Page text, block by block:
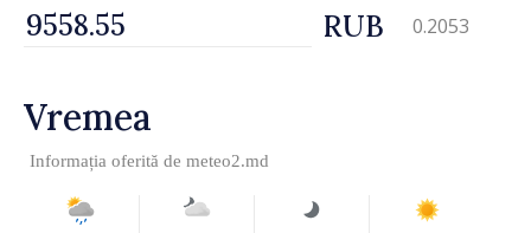
RUB 0.2053
Vremea
Informația oferită de meteo2.md